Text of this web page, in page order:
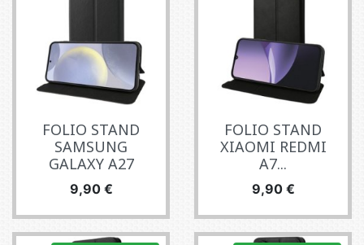
FOLIO STAND
SAMSUNG
GALAXY A27
Pris
9,90 €
FOLIO STAND
XIAOMI REDMI
A7...
Pris
9,90 €